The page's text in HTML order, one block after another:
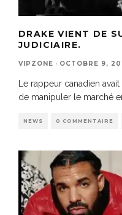
DRAKE VIENT DE
JUDICIAIRE.
VIPZONE · OCTOBRE 9,
Le rappeur canadien
de manipuler le marché
NEWS 0 COMMENTAIRE